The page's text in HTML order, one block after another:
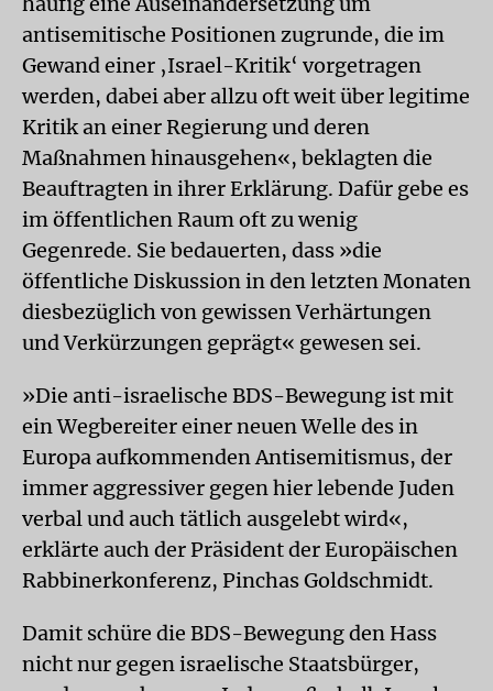
antisemitische Positionen zugrunde, die im
Gewand einer ‚Israel-Kritik‘ vorgetragen
werden, dabei aber allzu oft weit über legitime
Kritik an einer Regierung und deren
Maßnahmen hinausgehen«, beklagten die
Beauftragten in ihrer Erklärung. Dafür gebe es
im öffentlichen Raum oft zu wenig
Gegenrede. Sie bedauerten, dass »die
öffentliche Diskussion in den letzten Monaten
diesbezüglich von gewissen Verhärtungen
und Verkürzungen geprägt« gewesen sei.
»Die anti-israelische BDS-Bewegung ist mit
ein Wegbereiter einer neuen Welle des in
Europa aufkommenden Antisemitismus, der
immer aggressiver gegen hier lebende Juden
verbal und auch tätlich ausgelebt wird«,
erklärte auch der Präsident der Europäischen
Rabbinerkonferenz, Pinchas Goldschmidt.
Damit schüre die BDS-Bewegung den Hass
nicht nur gegen israelische Staatsbürger,